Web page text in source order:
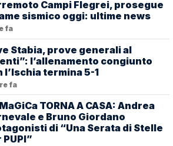
Campi Flegrei, prosegue
sismico oggi: ultime news
fa
Stabia, prove generali al
l’allenamento congiunto
l’Ischia termina 5-1
fa
TORNA A CASA: Andrea
e Bruno Giordano
di “Una Serata di Stelle
PUPI”